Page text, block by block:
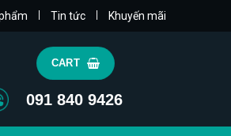
Tin tức Khuyến mãi
CART
091 840 9426